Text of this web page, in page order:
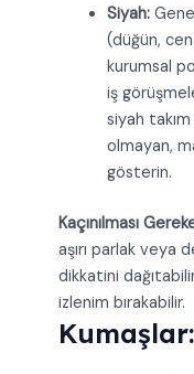
Siyah:
(düğün,
kurumsal
iş
siyah
olmayan,
gösterin.
Kaçınılması
aşırı parlak veya
dikkatini
izlenim bırakabilir.